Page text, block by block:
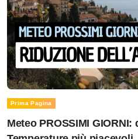
Prima Pagina
Meteo PROSSIMI